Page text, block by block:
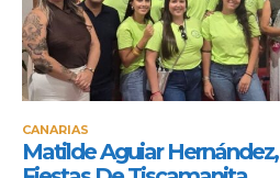
CANARIAS
Matilde Aguiar